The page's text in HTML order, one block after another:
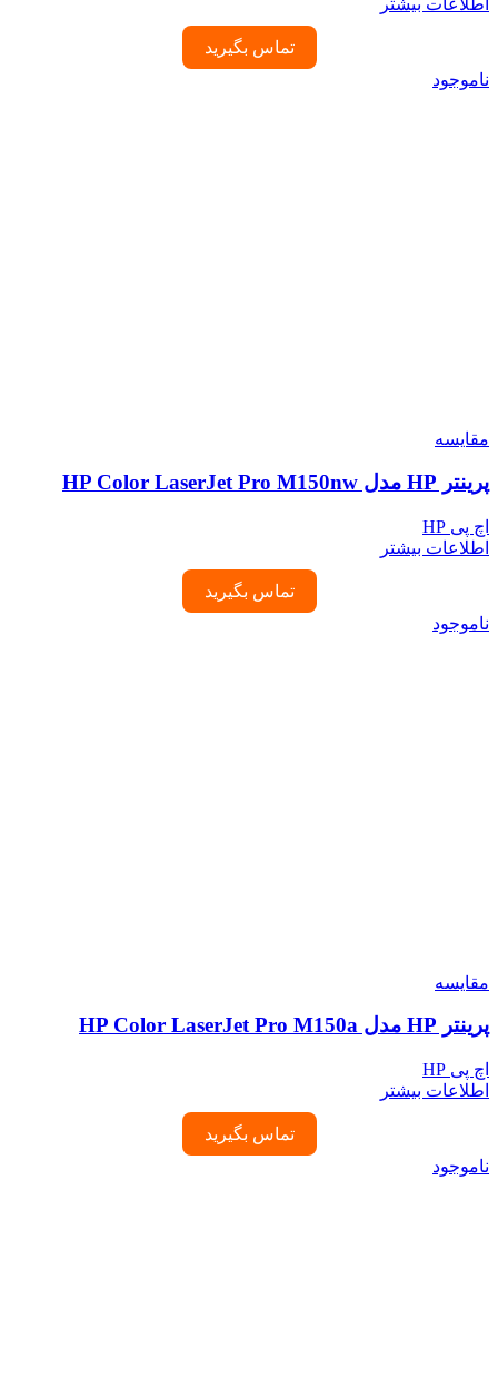
اطلاعات بیشتر
تماس بگیرید
ناموجود
مقایسه
پرینتر HP مدل HP Color LaserJet Pro M150nw
اچ پی HP
اطلاعات بیشتر
تماس بگیرید
ناموجود
مقایسه
پرینتر HP مدل HP Color LaserJet Pro M150a
اچ پی HP
اطلاعات بیشتر
تماس بگیرید
ناموجود